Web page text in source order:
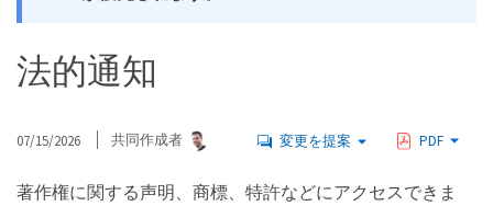
法的通知
07/15/2026 共同作成者 変更を提案 PDF
著作権に関する声明、商標、特許などにアクセスできま